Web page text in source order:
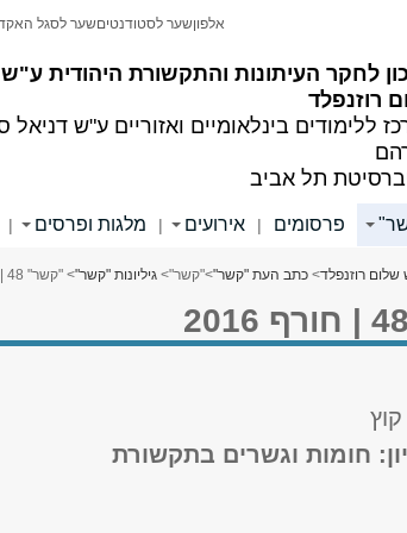
לחקר העיתונות והתקשורת היהודית ע"ש
רוזנפלד
ללימודים בינלאומיים ואזוריים ע"ש דניאל
תל אביב
אלפוןשער לסטודנטיםשער לסגל
פרסומים | אירועים | מלגות ופרסים |
שלום רוזנפלד> כתב העת "קשר">"קשר"> גיליונות "קשר"> "קשר" 48 | חורף 2016
חומות וגשרים בתקשורת